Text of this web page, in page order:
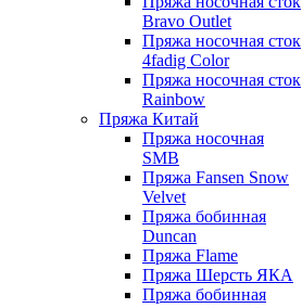
Bravo Outlet
Пряжа носочная сток
4fadig Color
Пряжа носочная сток
Rainbow
Пряжа Китай
Пряжа носочная
SMB
Пряжа Fansen Snow
Velvet
Пряжа бобинная
Duncan
Пряжа Flame
Пряжа Шерсть ЯКА
Пряжа бобинная